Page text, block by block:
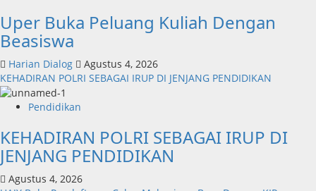
Uper Buka Peluang Kuliah Dengan
Beasiswa
Harian Dialog
Agustus 4, 2026
KEHADIRAN POLRI SEBAGAI IRUP DI JENJANG PENDIDIKAN
Pendidikan
KEHADIRAN POLRI SEBAGAI IRUP DI
JENJANG PENDIDIKAN
Agustus 4, 2026